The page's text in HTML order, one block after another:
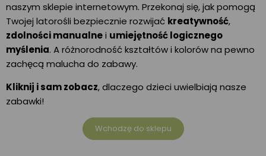
naszym sklepie internetowym. Przekonaj się, jak pomogą
Twojej latorośli bezpiecznie rozwijać kreatywność,
zdolności manualnei umiejętność logicznego
myślenia. A różnorodność kształtów i kolorów na pewno
zachęcą malucha do zabawy.
Kliknij i sam zobacz, dlaczego dzieci uwielbiają nasze
zabawki!
Wchodzę do sklepu